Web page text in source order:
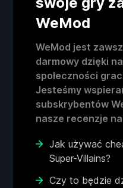
WeMod
WeMod jest
darmowy dzięki
społeczności
Jesteśmy
subskrybentów
nasze recenzje na
Jak używać
Super-Villains?
Czy to będzie